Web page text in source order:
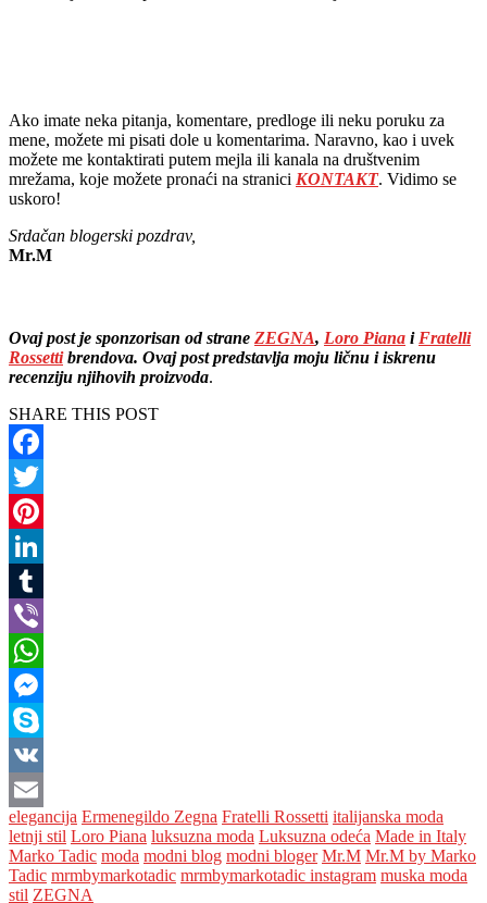
Ako imate neka pitanja, komentare, predloge ili neku poruku za
mene, možete mi pisati dole u komentarima. Naravno, kao i uvek
možete me kontaktirati putem mejla ili kanala na društvenim
mrežama, koje možete pronaći na stranici KONTAKT. Vidimo se
uskoro!
Srdačan blogerski pozdrav,
Mr.M
Ovaj post je sponzorisan od strane ZEGNA, Loro Piana i Fratelli
Rossettibrendova. Ovaj post predstavlja moju ličnu i iskrenu
recenziju njihovih proizvoda.
SHARE THIS POST
Facebook
Twitter
Pinterest
LinkedIn
Tumblr
Viber
WhatsApp
Messenger
Skype
VK
Email
elegancija Ermenegildo Zegna Fratelli Rossetti italijanska moda
letnji stil Loro Piana luksuzna moda Luksuzna odeća Made in Italy
Marko Tadic moda modni blog modni bloger Mr.M Mr.M by Marko
Tadic mrmbymarkotadic mrmbymarkotadic instagram muska moda
stil ZEGNA